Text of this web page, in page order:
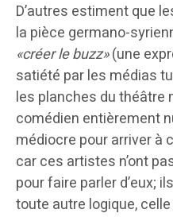
D’autres estiment que
la pièce germano-
«créer le buzz»(une
satiété par les médias
les planches du théâtre
comédien entièrement
médiocre pour arriver à
car ces artistes n’ont
pour faire parler d’eux;
toute autre logique,